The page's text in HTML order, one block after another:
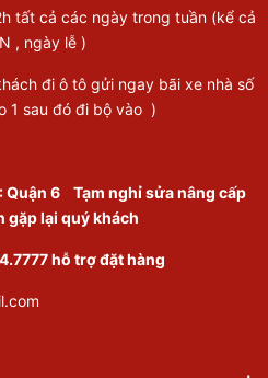
tất cả các ngày trong tuần (kể cả
, ngày lễ )
đi ô tô gửi ngay bãi xe nhà số
1 sau đó đi bộ vào )
:Quận 6 Tạm nghỉ sửa nâng cấp
gặp lại quý khách
hỗ trợ đặt hàng